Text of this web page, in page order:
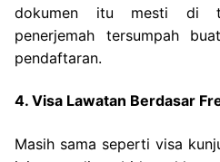
dokumen itu mesti di
penerjemah tersumpah
pendaftaran.
4. Visa Lawatan Berdasar
Masih sama seperti visa